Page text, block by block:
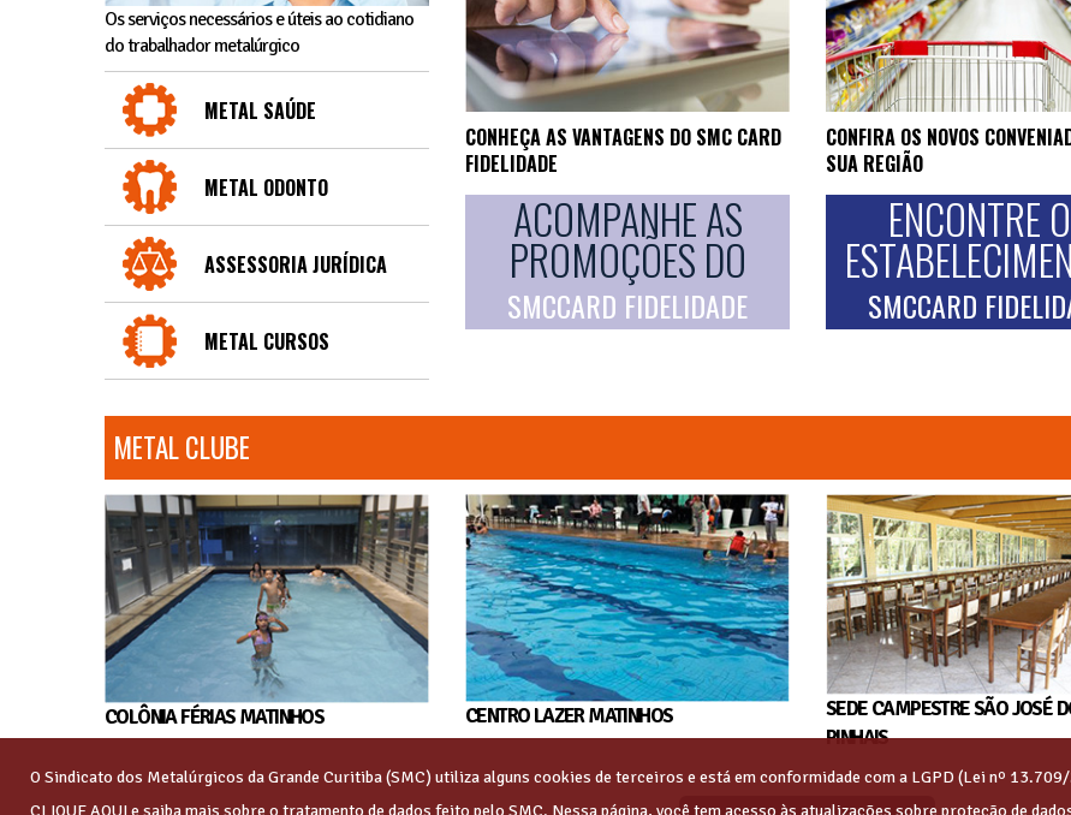
Os serviços necessários e úteis ao cotidiano
do trabalhador metalúrgico
METAL SAÚDE
METAL ODONTO
ASSESSORIA JURÍDICA
METAL CURSOS
CONHEÇA AS VANTAGENS DO SMC CARD
FIDELIDADE
ACOMPANHE AS
PROMOÇÕES DO
SMCCARD FIDELIDADE
CONFIRA OS NOVOS
SUA REGIÃO
ENCONTRE
SMCCARD
METAL CLUBE
COLÔNIA FÉRIAS MATINHOS CENTRO LAZER MATINHOS
SEDE CAMPESTRE SÃO JOSÉ
PINHAIS
O Sindicato dos Metalúrgicos da Grande Curitiba (SMC) utiliza alguns cookies de terceiros e está em conformidade com a LGPD (Lei nº
CLIQUE AQUIe saiba mais sobre o tratamento de dados feito pelo SMC. Nessa página, você tem acesso às atualizações sobre proteção de